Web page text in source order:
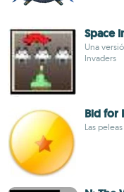
Space
Una
Invaders
Bid for
Las